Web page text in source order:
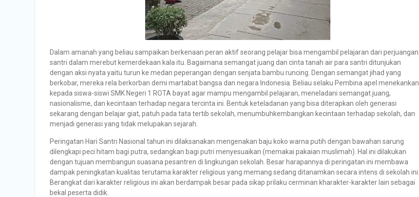
Dalam amanah yang beliau sampaikan berkenaan peran aktif seorang pelajar bisa mengambil pelajaran dari perjuangan
santri dalam merebut kemerdekaan kala itu. Bagaimana semangat juang dan cinta tanah air para santri ditunjukan
dengan aksi nyata yaitu turun ke medan peperangan dengan senjata bambu runcing. Dengan semangat jihad yang
berkobar, mereka rela berkorban demi martabat bangsa dan negara Indonesia. Beliau selaku Pembina apel menekankan
kepada siswa-siswi SMK Negeri 1 ROTA bayat agar mampu mengambil pelajaran, meneladani semangat juang,
nasionalisme, dan kecintaan terhadap negara tercinta ini. Bentuk keteladanan yang bisa diterapkan oleh generasi
sekarang dengan belajar giat, patuh pada tata tertib sekolah, menumbuhkembangkan kecintaan terhadap sekolah, dan
menjadi generasi yang tidak melupakan sejarah.
Peringatan Hari Santri Nasional tahun ini dilaksanakan mengenakan baju koko warna putih dengan bawahan sarung
dilengkapi peci hitam bagi putra, sedangkan bagi putri menyesuaikan (memakai pakaian muslimah). Hal ini dilakukan
dengan tujuan membangun suasana pesantren di lingkungan sekolah. Besar harapannya di peringatan ini membawa
dampak peningkatan kualitas terutama karakter religious yang memang sedang ditanamkan secara intens di sekolah ini.
Berangkat dari karakter religious ini akan berdampak besar pada sikap prilaku cerminan kharakter-karakter lain sebagai
bekal peserta didik.